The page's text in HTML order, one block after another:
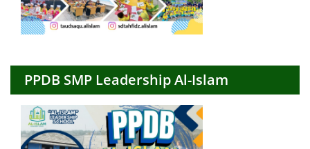
PPDB SMP Leadership Al-Islam